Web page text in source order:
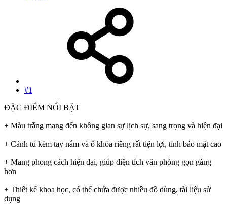
#1
ĐẶC ĐIỂM NỔI BẬT
+ Màu trắng mang đến không gian sự lịch sự, sang trọng và hiện đại
+ Cánh tủ kèm tay nắm và ổ khóa riêng rất tiện lợi, tính bảo mật cao
+ Mang phong cách hiện đại, giúp diện tích văn phòng gọn gàng
hơn
+ Thiết kế khoa học, có thể chứa được nhiều đồ dùng, tài liệu sử
dụng